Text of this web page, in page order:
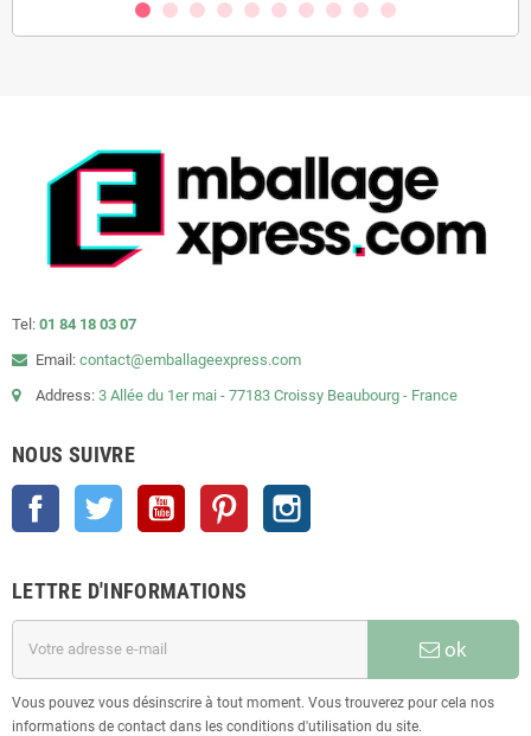
Tel: 01 84 18 03 07
Email: contact@emballageexpress.com
Address: 3 Allée du 1er mai - 77183 Croissy Beaubourg - France
NOUS SUIVRE
Facebook Twitter YouTube Pinterest
LETTRE D'INFORMATIONS
ok
Vous pouvez vous désinscrire à tout moment. Vous trouverez pour cela nos
informations de contact dans les conditions d'utilisation du site.